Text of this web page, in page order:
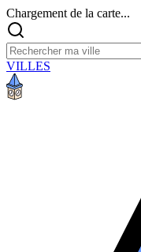
Chargement de la carte...
VILLES